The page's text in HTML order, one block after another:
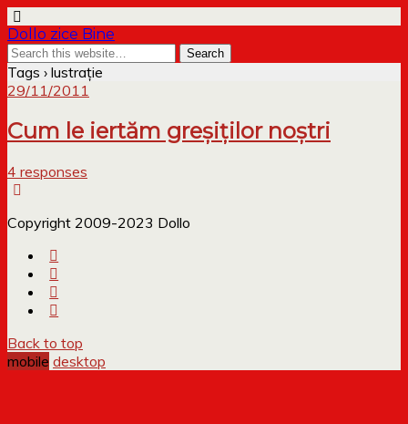
Dollo zice Bine
Tags › lustraţie
29/11/2011
Cum le iertăm greşiţilor noştri
4 responses
Copyright 2009-2023 Dollo
Back to top
mobile desktop